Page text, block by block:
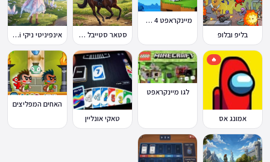
בליפ ובלופ
מיינקראפט 4 קלון
סטאר סטייבל Star Stable Online
אינפיניטי ניקי Infinity Nikki
🔥
אמונג אס
לגו מיינקראפט
טאקי אונליין
האחים המפליצים